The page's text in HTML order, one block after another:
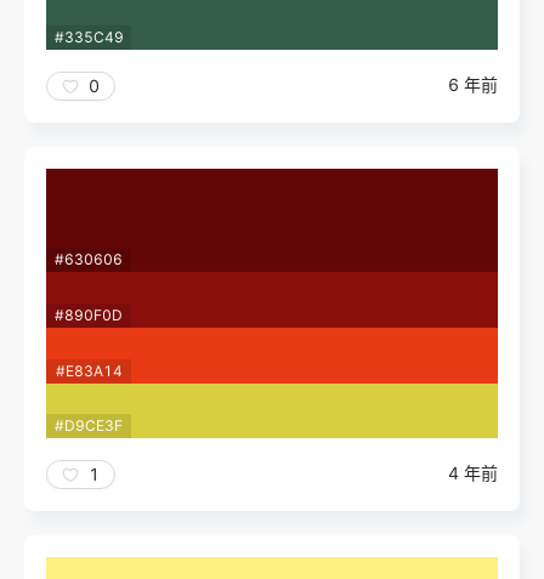
#335C49
0 6 年前
#630606
#890F0D
#E83A14
#D9CE3F
1 4 年前